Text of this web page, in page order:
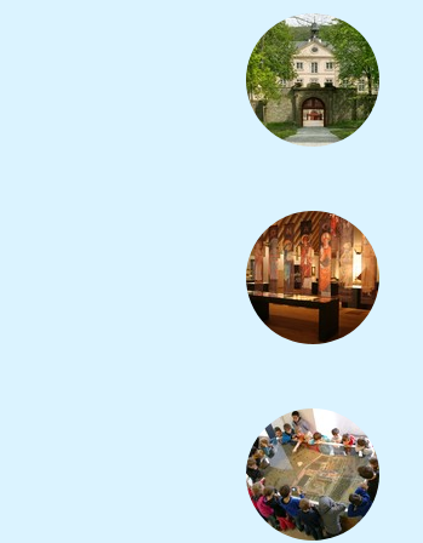
Gebärdensprache
wird
angezeigt.